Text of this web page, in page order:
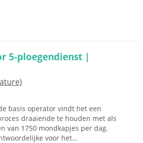
5-ploegendienst |
basis operator vindt het een
draaiende te houden met als
van 1750 mondkapjes per dag.
voor het...